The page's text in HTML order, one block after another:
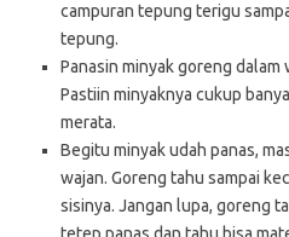
campuran tepung terigu
tepung.
Panasin minyak goreng dalam
Pastiin minyaknya cukup
merata.
Begitu minyak udah panas,
wajan. Goreng tahu sampai
sisinya. Jangan lupa, goreng